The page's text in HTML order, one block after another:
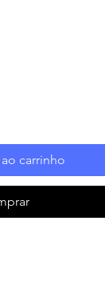
carrinho